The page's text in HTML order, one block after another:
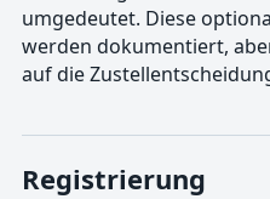
umgedeutet. Diese
werden dokumentiert,
auf die
Registrierung